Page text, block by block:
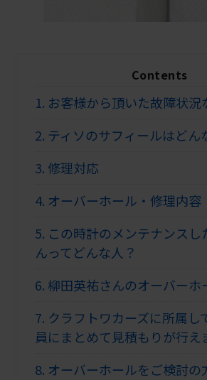
Contents
1. お客様から頂いた故障状況
2. ティソのサフィールはどん
3.修理対応
4. オーバーホール・修理内容
5. この時計のメンテナンスし
んってどんな人？
6.柳田英祐さんのオーバーホ
7. クラフトワカーズに所属し
員にまとめて見積もりが行え
8. オーバーホールをご検討の